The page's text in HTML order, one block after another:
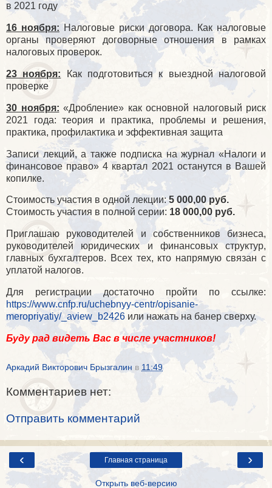
в 2021 году
16 ноября: Налоговые риски договора. Как налоговые
органы проверяют договорные отношения в рамках
налоговых проверок.
23 ноября: Как подготовиться к выездной налоговой
проверке
30 ноября: «Дробление» как основной налоговый риск
2021 года: теория и практика, проблемы и решения,
практика, профилактика и эффективная защита
Записи лекций, а также подписка на журнал «Налоги и
финансовое право» 4 квартал 2021 останутся в Вашей
копилке.
Стоимость участия в одной лекции: 5 000,00 руб.
Стоимость участия в полной серии: 18 000,00 руб.
Приглашаю руководителей и собственников бизнеса,
руководителей юридических и финансовых структур,
главных бухгалтеров. Всех тех, кто напрямую связан с
уплатой налогов.
Для регистрации достаточно пройти по ссылке:
https://www.cnfp.ru/uchebnyy-centr/opisanie-
meropriyatiy/_aview_b2426 или нажать на банер сверху.
Буду рад видеть Вас в числе участников!
Аркадий Викторович Брызгалин в 11:49
Комментариев нет:
Отправить комментарий
‹ ›
Главная страница
Открыть веб-версию